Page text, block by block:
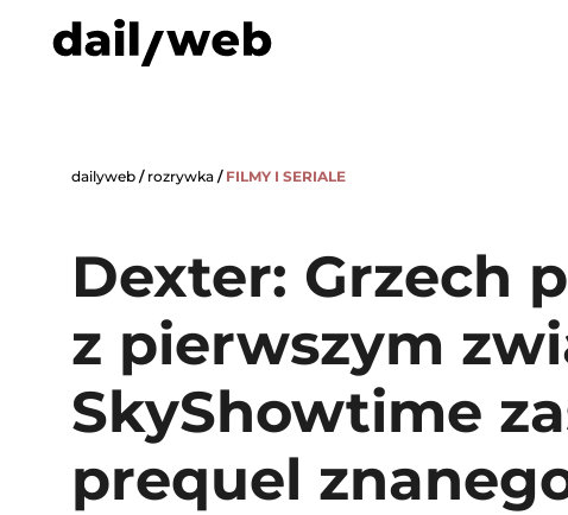
dailyweb / rozrywka / FILMY I SERIALE
Dexter: Grzech
z pierwszym
SkyShowtime
prequel